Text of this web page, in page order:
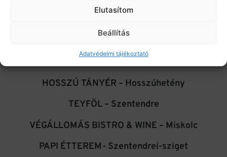
Elutasítom
Beállítás
Adatvédelmi tájékoztató
HOSSZÚ TÁNYÉR – Hosszúhetény
TEYFÖL – Szentendre
VÉGÁLLOMÁS BISTRO & WINE – Miskolc
PAPI ÉTTEREM- Szentendrei-sziget